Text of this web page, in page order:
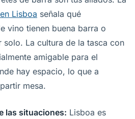
Lisboa señala qué
vino tienen buena barra o
solo. La cultura de la tasca con
amigable para el
hay espacio, lo que a
mesa.
las situaciones: Lisboa es